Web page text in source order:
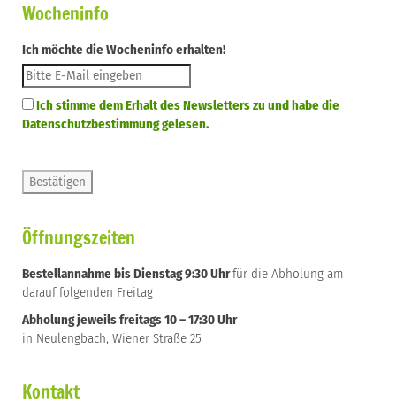
Wocheninfo
Ich möchte die Wocheninfo erhalten!
Ich stimme dem Erhalt des Newsletters zu und habe die
Datenschutzbestimmung gelesen.
Öffnungszeiten
Bestellannahme bis Dienstag 9:30 Uhrfür die Abholung am
darauf folgenden Freitag
Abholung jeweils freitags 10 – 17:30 Uhr
in Neulengbach, Wiener Straße 25
Kontakt